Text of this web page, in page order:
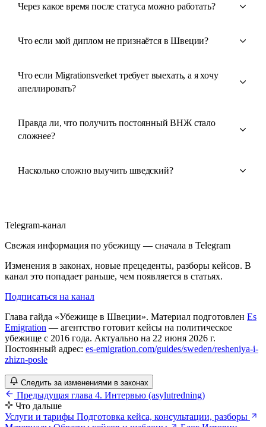
Через какое время после статуса можно работать?
Что если мой диплом не признаётся в Швеции?
Что если Migrationsverket требует выехать, а я хочу
апеллировать?
Правда ли, что получить постоянный ВНЖ стало
сложнее?
Насколько сложно выучить шведский?
Telegram-канал
Свежая информация по убежищу — сначала в Telegram
Изменения в законах, новые прецеденты, разборы кейсов. В
канал это попадает раньше, чем появляется в статьях.
Подписаться на канал
Глава гайда «Убежище в Швеции». Материал подготовлен Es
Emigration — агентство готовит кейсы на политическое
убежище с 2016 года. Актуально на 22 июня 2026 г.
Постоянный адрес: es-emigration.com/guides/sweden/resheniya-i-
zhizn-posle
Следить за изменениями в законах
Предыдущая глава 4. Интервью (asylutredning)
Что дальше
Услуги и тарифы Подготовка кейса, консультации, разборы